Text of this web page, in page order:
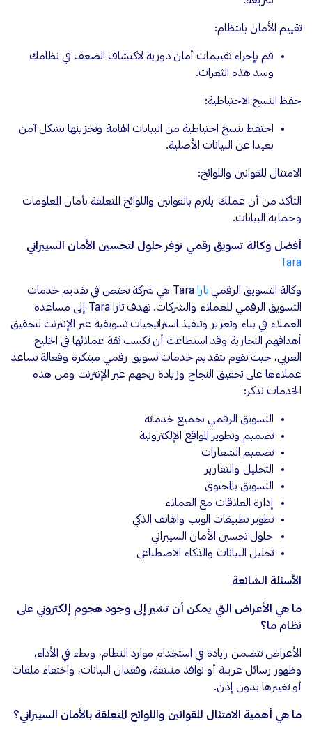
تقييم الأمان بانتظام:
قم بإجراء تقييمات أمان دورية لاكتشاف الضعف في نظامك
وسد هذه الثغرات.
حفظ النسخ الاحتياطية:
احتفظ بنسخ احتياطية من البيانات الهامة وتخزينها بشكل آمن
بعيدا عن البيانات الأصلية.
الامتثال للقوانين واللوائح:
التأكد من أن عملك يلتزم بالقوانين واللوائح المتعلقة بأمان المعلومات
وحماية البيانات.
أفضل وكالة تسويق رقمي توفر حلول لتحسين الأمان السيبراني
Tara
وكالة التسويق الرقمي تارا
Tara هي شركة تختص في تقديم خدمات
التسويق الرقمي للعملاء والشركات. تهدف تارا Tara إلى مساعدة
العملاء في بناء وتعزيز وتنفيذ استراتيجيات تسويقية عبر الإنترنت لتحقيق
أهدافهم التجارية وقد استطاعت أن تكسب ثقة عملائها في الخليج
العربي، حيث تقوم بتقديم خدمات تسويق رقمي مبتكرة وفعالة تساعد
عملاءها على تحقيق النجاح وزيادة ربحهم عبر الإنترنت ومن هذه
الخدمات نذكر:
التسويق الرقمي بجميع خدماته
تصميم وتطوير المواقع الإلكترونية
تصميم الشعارات
التحليل والتقارير
التسويق بالمحتوى
إدارة العلاقات مع العملاء
تطوير تطبيقات الويب والهاتف الذكي
حلول تحسين الأمان السيبراني
تحليل البيانات والذكاء الاصطناعي
الأسئلة الشائعة
ما هي الأعراض التي يمكن أن تشير إلى وجود هجوم إلكتروني على
نظام ما؟
الأعراض تتضمن زيادة في استخدام موارد النظام، وبطء في الأداء،
وظهور رسائل غريبة أو نوافذ منبثقة، وفقدان البيانات، واختفاء ملفات
أو تغييرها بدون إذن.
ما هي أهمية الامتثال للقوانين واللوائح المتعلقة بالأمان السيبراني؟